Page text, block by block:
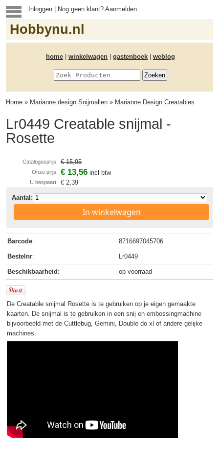
Inloggen | Nog geen klant?Aanmelden
Hobbynu.nl
home winkelwagen gastenboek weblog
Home » Marianne design Snijmallen » Marianne Design Creatables
Lr0449 Creatable snijmal -
Rosette
Catalogusprijs: € 15,95
Onze prijs: € 13,56 incl btw
U bespaart: € 2,39
Aantal:
In winkelwagen
Barcode: 8716697045706
Bestelnr: Lr0449
Beschikbaarheid: op voorraad
De Creatable snijmal Rosette is te gebruiken op je eigen gemaakte
kaarten. De snijmal is te gebruiken in een snij en embossingmachine
bijvoorbeeld met de Cuttlebug, Gemini, Double do xl of andere gelijke
machines.